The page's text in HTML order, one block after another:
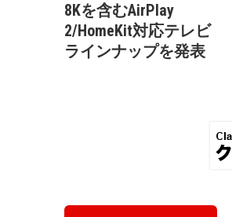
8Kを含むAirPlay
2/HomeKit対応テレビ
ラインナップを発表